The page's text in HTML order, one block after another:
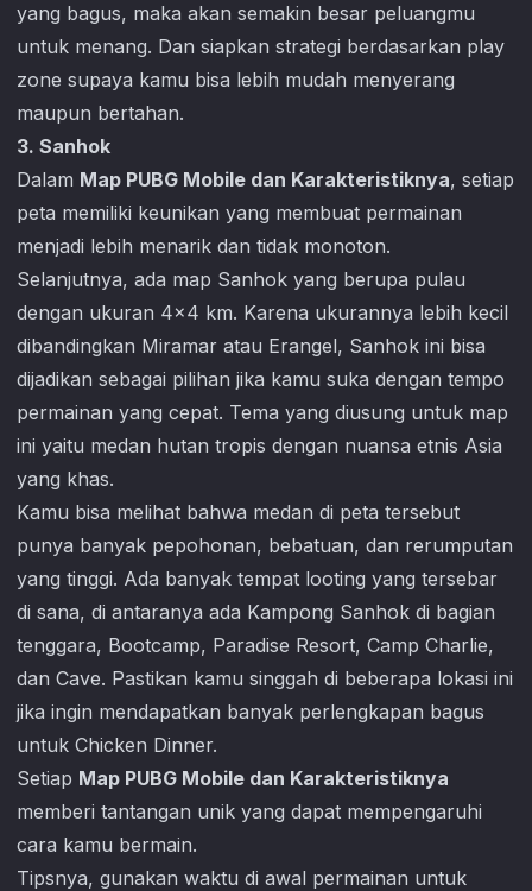
yang bagus, maka akan semakin besar peluangmu
untuk menang. Dan siapkan strategi berdasarkan play
zone supaya kamu bisa lebih mudah menyerang
maupun bertahan.
3. Sanhok
Dalam Map PUBG Mobile dan Karakteristiknya, setiap
peta memiliki keunikan yang membuat permainan
menjadi lebih menarik dan tidak monoton.
Selanjutnya, ada map Sanhok yang berupa pulau
dengan ukuran 4×4 km. Karena ukurannya lebih kecil
dibandingkan Miramar atau Erangel, Sanhok ini bisa
dijadikan sebagai pilihan jika kamu suka dengan tempo
permainan yang cepat. Tema yang diusung untuk map
ini yaitu medan hutan tropis dengan nuansa etnis Asia
yang khas.
Kamu bisa melihat bahwa medan di peta tersebut
punya banyak pepohonan, bebatuan, dan rerumputan
yang tinggi. Ada banyak tempat looting yang tersebar
di sana, di antaranya ada Kampong Sanhok di bagian
tenggara, Bootcamp, Paradise Resort, Camp Charlie,
dan Cave. Pastikan kamu singgah di beberapa lokasi ini
jika ingin mendapatkan banyak perlengkapan bagus
untuk Chicken Dinner.
Setiap Map PUBG Mobile dan Karakteristiknya
memberi tantangan unik yang dapat mempengaruhi
cara kamu bermain.
Tipsnya, gunakan waktu di awal permainan untuk